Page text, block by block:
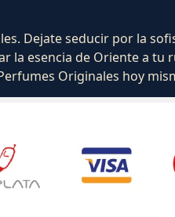
Dejate seducir por la
la esencia de Oriente a tu
Originales hoy